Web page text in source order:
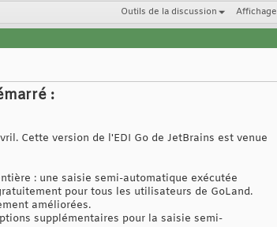
Outils de la discussion Affichage
:
Cette version de l'EDI Go de JetBrains est venue
: une saisie semi-automatique exécutée
pour tous les utilisateurs de GoLand.
améliorées.
supplémentaires pour la saisie semi-